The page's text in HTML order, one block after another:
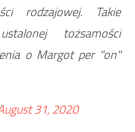
rodzajowej. Takie
tożsamości
o Margot per "on"
31, 2020